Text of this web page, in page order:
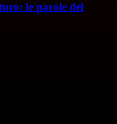
le parole del